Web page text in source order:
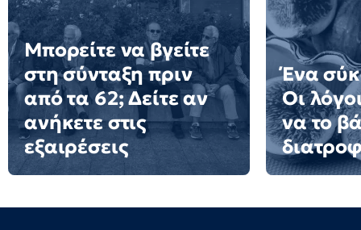
Μπορείτε να βγείτε
στη σύνταξη πριν
από τα 62; Δείτε αν
ανήκετε στις
εξαιρέσεις
Ένα
Οι
να το